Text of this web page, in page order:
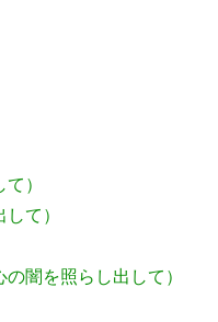
）
て）
闇を照らし出して）